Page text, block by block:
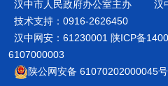
汉中市人民政府办公室主办
汉
技术支持：0916-2626450
汉中网安：61230001 陕ICP备
6107000003
陕公网安备 61070202000045号